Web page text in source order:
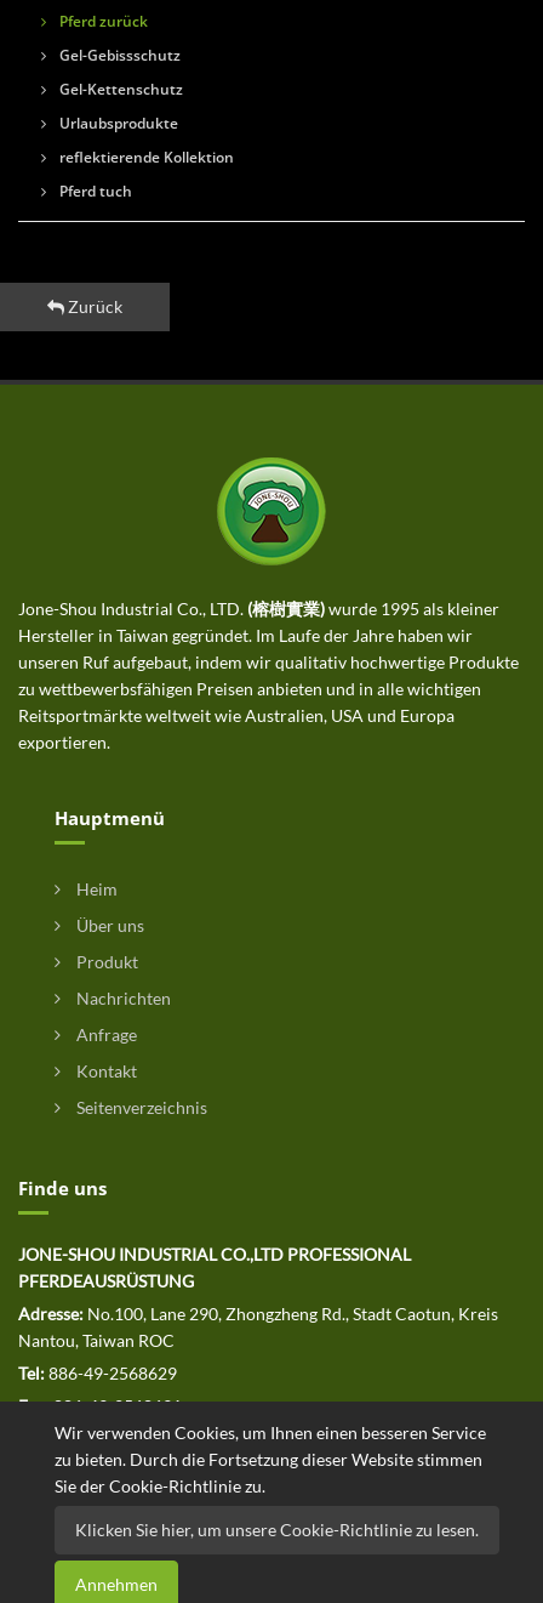
Pferd zurück
Gel-Gebissschutz
Gel-Kettenschutz
Urlaubsprodukte
reflektierende Kollektion
Pferd tuch
Zurück
Wir verwenden Cookies, um Ihnen einen besseren Service
zu bieten. Durch die Fortsetzung dieser Website stimmen
Sie der Cookie-Richtlinie zu.
Klicken Sie hier, um unsere Cookie-Richtlinie zu lesen.
Annehmen
Jone-Shou Industrial Co., LTD. (榕樹實業)wurde 1995 als kleiner
Hersteller in Taiwan gegründet. Im Laufe der Jahre haben wir
unseren Ruf aufgebaut, indem wir qualitativ hochwertige Produkte
zu wettbewerbsfähigen Preisen anbieten und in alle wichtigen
Reitsportmärkte weltweit wie Australien, USA und Europa
exportieren.
Hauptmenü
Heim
Über uns
Produkt
Nachrichten
Anfrage
Kontakt
Seitenverzeichnis
Finde uns
JONE-SHOU INDUSTRIAL CO.,LTD PROFESSIONAL
PFERDEAUSRÜSTUNG
Adresse: No.100, Lane 290, Zhongzheng Rd., Stadt Caotun, Kreis
Nantou, Taiwan ROC
Tel:886-49-2568629
Fax:886-49-2568691
E-MAIL: jssales@jone-shou.com
Copyright © 2020 JONE-SHOU INDUSTRIAL CO.,LTD Alle Rechte
vorbehalten. Designed by